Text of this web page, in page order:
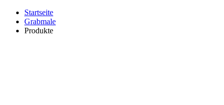
Startseite
Grabmale
Produkte